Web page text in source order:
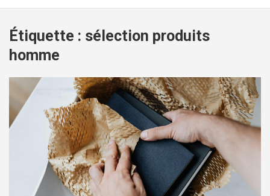
Étiquette : sélection produits
homme